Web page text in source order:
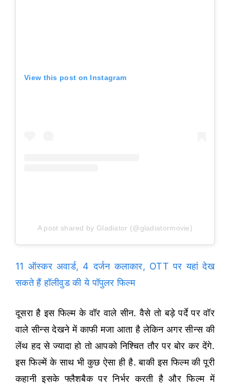
View this post on Instagram
A post shared by Gladiator (@gladiatormovie)
11 ऑस्कर अवार्ड, 4 दर्जन कलाकार, OTT पर यहां देख
सकते हैं हॉलीवुड की ये पॉपुलर फिल्म
दूसरा है इस फिल्म के वॉर वाले सीन. वैसे तो बड़े पर्दे पर वॉर
वाले सीन्स देखने में काफी मजा आता है लेकिन अगर सीन्स की
लेंथ हद से ज्यादा हो तो आपको निश्चित तौर पर बोर कर देंगे.
इस फिल्में के साथ भी कुछ ऐसा ही है. बाकी इस फिल्म की पूरी
कहानी इसके फ्लैशबैक पर निर्भर करती है और फिल्म में